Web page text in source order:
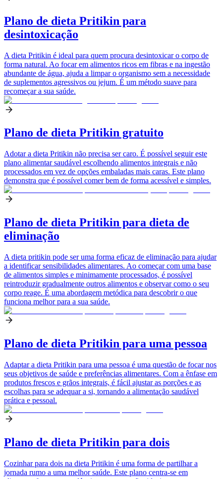
Plano de dieta Pritikin para
desintoxicação
A dieta Pritikin é ideal para quem procura desintoxicar o corpo de
forma natural. Ao focar em alimentos ricos em fibras e na ingestão
abundante de água, ajuda a limpar o organismo sem a necessidade
de suplementos agressivos ou jejum. É um método suave para
recomeçar a sua saúde.
Plano de dieta Pritikin gratuito
Adotar a dieta Pritikin não precisa ser caro. É possível seguir este
plano alimentar saudável escolhendo alimentos integrais e não
processados em vez de opções embaladas mais caras. Este plano
demonstra que é possível comer bem de forma acessível e simples.
Plano de dieta Pritikin para dieta de
eliminação
A dieta pritikin pode ser uma forma eficaz de eliminação para ajudar
a identificar sensibilidades alimentares. Ao começar com uma base
de alimentos simples e minimamente processados, é possível
reintroduzir gradualmente outros alimentos e observar como o seu
corpo reage. É uma abordagem metódica para descobrir o que
funciona melhor para a sua saúde.
Plano de dieta Pritikin para uma pessoa
Adaptar a dieta Pritikin para uma pessoa é uma questão de focar nos
seus objetivos de saúde e preferências alimentares. Com a ênfase em
produtos frescos e grãos integrais, é fácil ajustar as porções e as
escolhas para se adequar a si, tornando a alimentação saudável
prática e pessoal.
Plano de dieta Pritikin para dois
Cozinhar para dois na dieta Pritikin é uma forma de partilhar a
jornada rumo a uma melhor saúde. Este plano centra-se em